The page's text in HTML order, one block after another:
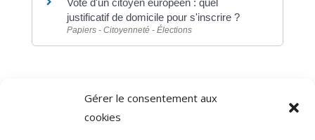
Gérer le consentement aux
cookies
justificatif de domicile pour s'inscrire ?
Papiers - Citoyenneté - Élections
Direction de l'information légale et administrative
comarquage developpé par